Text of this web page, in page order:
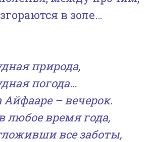
в золе…
природа,
погода…
Айфааре – вечерок.
любое время года,
все заботы,